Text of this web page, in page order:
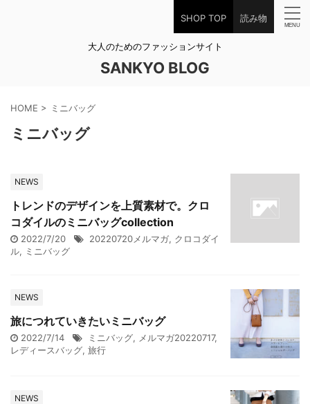
SHOP TOP 読み物
大人のためのファッションサイト
SANKYO BLOG
HOME > ミニバッグ
ミニバッグ
NEWS
トレンドのデザインを上質素材で。クロ
コダイルのミニバッグcollection
2022/7/20 20220720メルマガ, クロコダイ
ル, ミニバッグ
NEWS
旅につれていきたいミニバッグ
2022/7/14 ミニバッグ, メルマガ20220717,
レディースバッグ, 旅行
NEWS